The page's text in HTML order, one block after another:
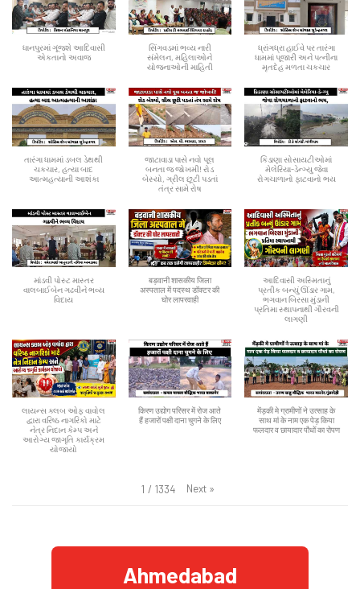
ધાનપુરમાં ગૂંજશે આદિવાસી
એકતાનો અવાજ
સિંગવડમાં ભવ્ય નારી
સંમેલન, મહિલાઓને
યોજનાઓની માહિતી
ધ્રાંગધ્રા હાઈવે પર તારંગા
ધામમાં પૂજારી અને પત્નીના
મૃતદેહ મળતા ચકચાર
તારંગા ધામમાં ડબલ ડેથથી
ચકચાર, હત્યા બાદ
આત્મહત્યાની આશંકા
જાટાવાડા પાસે નવો પૂલ
બનતા જ જોખમી! રોડ
બેસ્યો, ગ્રીલ છૂટી પડતાં
તંત્ર સામે રોષ
કિડાણા સોસાયટીઓમાં
મેલેરિયા-ડેન્ગ્યુ જેવા
રોગચાળાનો ફાટવાનો ભય
માંડવી પોસ્ટ માસ્તર
વાલબાઈબેન ગઢવીને ભવ્ય
વિદાય
बड़वानी शासकीय जिला
अस्पताल में पदस्थ डॉक्टर की
घोर लापरवाही
આદિવાસી અસ્મિતાનું
પ્રતીક બન્યું ઊંડાર ગામ,
ભગવાન બિરસા મુંડાની
પ્રતિમા સ્થાપનાથી ગૌરવની
લાગણી
લાયન્સ ક્લબ ઓફ વાવોલ
દ્વારા વરિષ્ઠ નાગરિકો માટે
નેત્ર નિદાન કેમ્પ અને
આરોગ્ય જાગૃતિ કાર્યક્રમ
યોજાયો
किरण उद्योग परिसर में रोज आते
हैं हजारों पक्षी दाना चुगने के लिए
मेंड़की मे ग्रामीणों ने उत्साह के
साथ मां के नाम एक पेड़ किया
फलदार व छायादार पौधों का रोपण
1 / 1334 Next »
Ahmedabad